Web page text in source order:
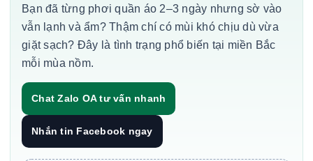
Bạn đã từng phơi quần áo 2–3 ngày nhưng sờ vào
vẫn lạnh và ẩm? Thậm chí có mùi khó chịu dù vừa
giặt sạch? Đây là tình trạng phổ biến tại miền Bắc
mỗi mùa nồm.
Chat Zalo OA tư vấn nhanh
Nhắn tin Facebook ngay